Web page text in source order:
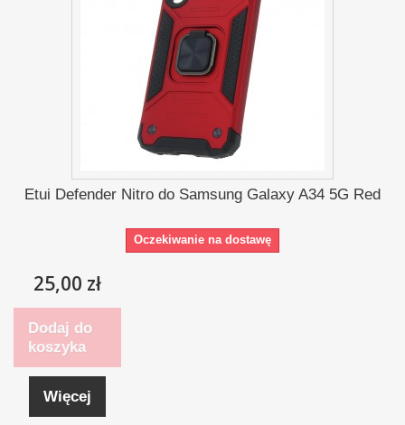
Etui Defender Nitro do Samsung Galaxy A34 5G Red
Oczekiwanie na dostawę
25,00 zł
Dodaj do
koszyka
Więcej